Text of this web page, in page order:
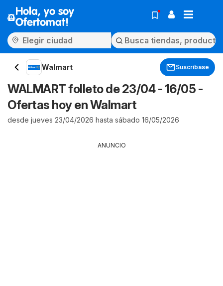
Hola, yo soy
Ofertomat!
Walmart Suscríbase
WALMART folleto de 23/04 - 16/05 -
Ofertas hoy en Walmart
desde jueves 23/04/2026 hasta sábado 16/05/2026
ANUNCIO